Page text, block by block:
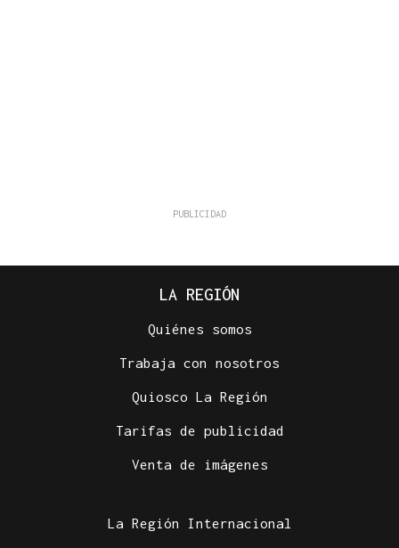
LA REGIÓN
Quiénes somos
Trabaja con nosotros
Quiosco La Región
Tarifas de publicidad
Venta de imágenes
La Región Internacional